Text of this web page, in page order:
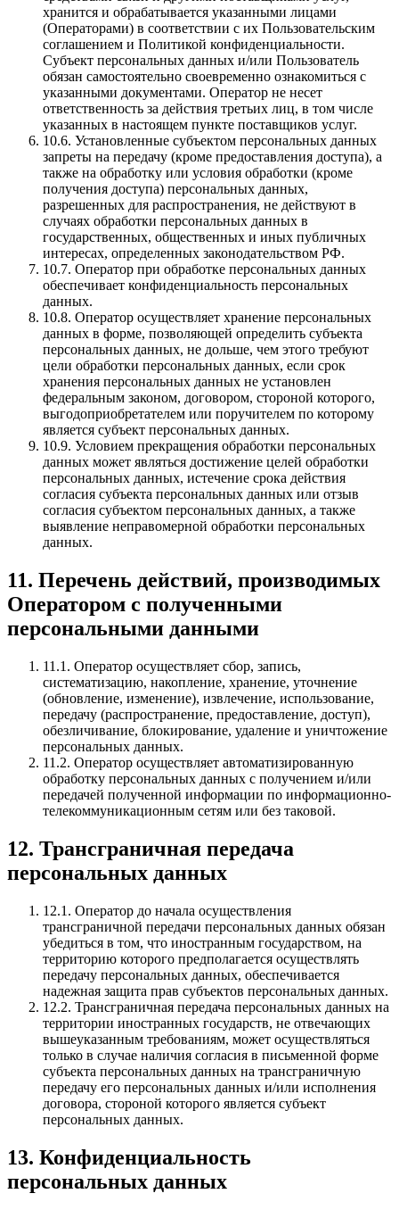
хранится и обрабатывается указанными лицами
(Операторами) в соответствии с их Пользовательским
соглашением и Политикой конфиденциальности.
Субъект персональных данных и/или Пользователь
обязан самостоятельно своевременно ознакомиться с
указанными документами. Оператор не несет
ответственность за действия третьих лиц, в том числе
указанных в настоящем пункте поставщиков услуг.
10.6. Установленные субъектом персональных данных
запреты на передачу (кроме предоставления доступа), а
также на обработку или условия обработки (кроме
получения доступа) персональных данных,
разрешенных для распространения, не действуют в
случаях обработки персональных данных в
государственных, общественных и иных публичных
интересах, определенных законодательством РФ.
10.7. Оператор при обработке персональных данных
обеспечивает конфиденциальность персональных
данных.
10.8. Оператор осуществляет хранение персональных
данных в форме, позволяющей определить субъекта
персональных данных, не дольше, чем этого требуют
цели обработки персональных данных, если срок
хранения персональных данных не установлен
федеральным законом, договором, стороной которого,
выгодоприобретателем или поручителем по которому
является субъект персональных данных.
10.9. Условием прекращения обработки персональных
данных может являться достижение целей обработки
персональных данных, истечение срока действия
согласия субъекта персональных данных или отзыв
согласия субъектом персональных данных, а также
выявление неправомерной обработки персональных
данных.
11. Перечень действий, производимых
Оператором с полученными
персональными данными
11.1. Оператор осуществляет сбор, запись,
систематизацию, накопление, хранение, уточнение
(обновление, изменение), извлечение, использование,
передачу (распространение, предоставление, доступ),
обезличивание, блокирование, удаление и уничтожение
персональных данных.
11.2. Оператор осуществляет автоматизированную
обработку персональных данных с получением и/или
передачей полученной информации по информационно-
телекоммуникационным сетям или без таковой.
12. Трансграничная передача
персональных данных
12.1. Оператор до начала осуществления
трансграничной передачи персональных данных обязан
убедиться в том, что иностранным государством, на
территорию которого предполагается осуществлять
передачу персональных данных, обеспечивается
надежная защита прав субъектов персональных данных.
12.2. Трансграничная передача персональных данных на
территории иностранных государств, не отвечающих
вышеуказанным требованиям, может осуществляться
только в случае наличия согласия в письменной форме
субъекта персональных данных на трансграничную
передачу его персональных данных и/или исполнения
договора, стороной которого является субъект
персональных данных.
13. Конфиденциальность
персональных данных